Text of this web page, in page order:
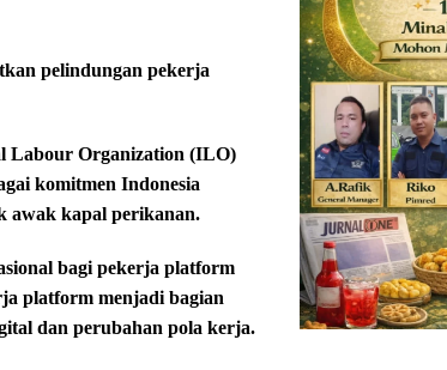
pelindungan pekerja
Labour Organization (ILO)
komitmen Indonesia
awak kapal perikanan.
bagi pekerja platform
platform menjadi bagian
dan perubahan pola kerja.